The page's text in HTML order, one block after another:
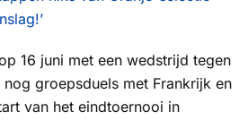
16 juni met een wedstrijd tegen
groepsduels met Frankrijk en
van het eindtoernooi in